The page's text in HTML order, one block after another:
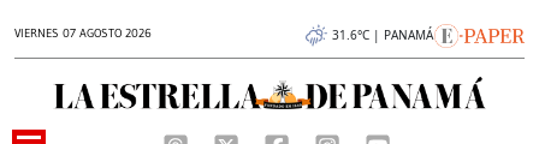
VIERNES 07 AGOSTO 2026 31.6°C | PANAMÁ